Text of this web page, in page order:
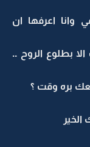
اعرفها ان
بطلوع الروح ..
بره وقت ؟